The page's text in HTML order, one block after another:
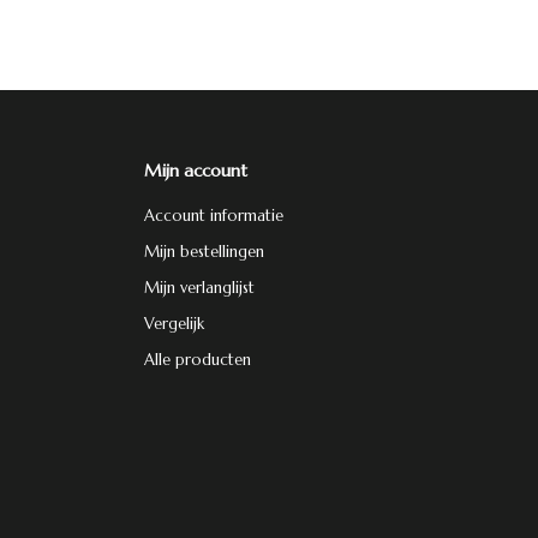
Mijn account
Account informatie
Mijn bestellingen
Mijn verlanglijst
Vergelijk
Alle producten